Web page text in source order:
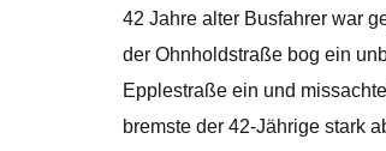
42 Jahre alter Busfahrer war
der Ohnholdstraße bog ein
Epplestraße ein und
bremste der 42-Jährige stark